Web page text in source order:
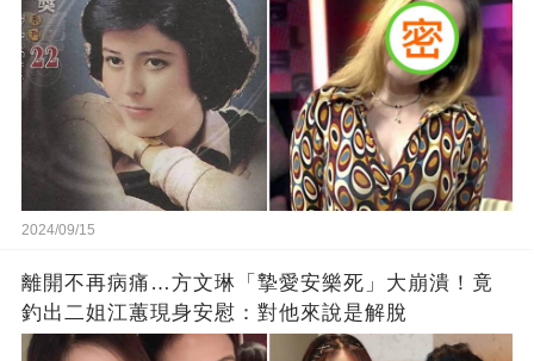
2024/09/15
離開不再病痛…方文琳「摯愛安樂死」大崩潰！竟
釣出二姐江蕙現身安慰：對他來說是解脫